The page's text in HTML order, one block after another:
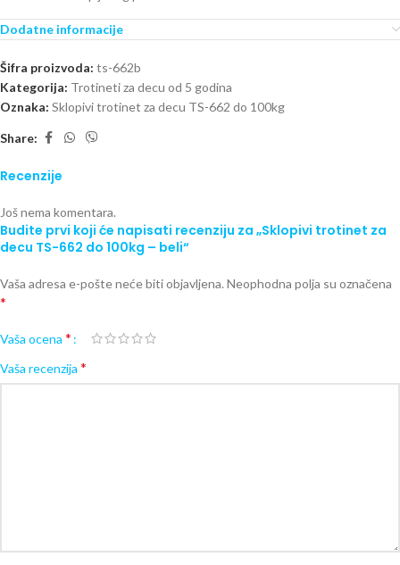
Dodatne informacije
Šifra proizvoda: ts-662b
Kategorija: Trotineti za decu od 5 godina
Oznaka: Sklopivi trotinet za decu TS-662 do 100kg
Share:
Recenzije
Još nema komentara.
Budite prvi koji će napisati recenziju za „Sklopivi trotinet za
decu TS-662 do 100kg – beli“
Vaša adresa e-pošte neće biti objavljena. Neophodna polja su označena
*
Vaša ocena *
Vaša recenzija *